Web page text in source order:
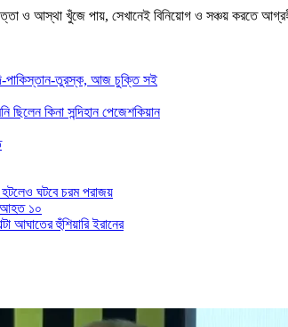
ও আস্থা খুঁজে পায়, সেখানেই বিনিয়োগ ও সঞ্চয় করতে
পাকিস্তান-তুরস্ক, আজ চুক্তি সই
কিনা সন্দিহান পেজেশকিয়ান
হটলেও ঘটবে চরম পরাজয়
আহত ১০
আঘাতের হুঁশিয়ারি ইরানের